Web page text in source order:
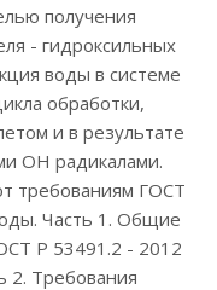
получения
- гидроксильных
воды в системе
обработки,
и в результате
ОН радикалами.
требованиям ГОСТ
Часть 1. Общие
Р 53491.2 - 2012
2. Требования